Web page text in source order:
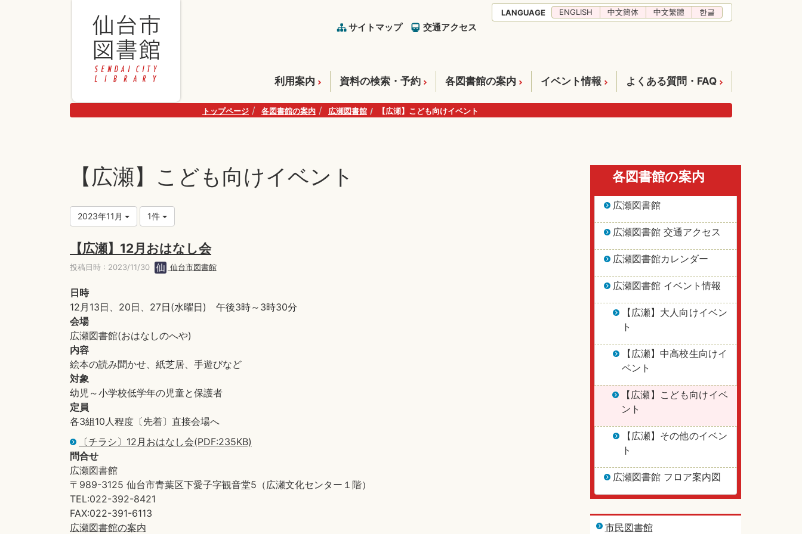
サイトマップ 交通アクセス
LANGUAGE ENGLISH 中文簡体 中文繁體 한글
利用案内 資料の検索・予約 各図書館の案内 イベント情報 よくある質問・FAQ
トップページ 各図書館の案内 広瀬図書館 【広瀬】こども向けイベント
【広瀬】こども向けイベント
2023年11月 1件
【広瀬】12月おはなし会
投稿日時 : 2023/11/30 仙台市図書館
日時
12月13日、20日、27日(水曜日) 午後3時～3時30分
会場
広瀬図書館(おはなしのへや)
内容
絵本の読み聞かせ、紙芝居、手遊びなど
対象
幼児～小学校低学年の児童と保護者
定員
各3組10人程度〔先着〕直接会場へ
〔チラシ〕12月おはなし会(PDF:235KB)
問合せ
広瀬図書館
〒989-3125 仙台市青葉区下愛子字観音堂5（広瀬文化センター１階）
TEL:022-392-8421
FAX:022-391-6113
広瀬図書館の案内
各図書館の案内
広瀬図書館
広瀬図書館 交通アクセス
広瀬図書館カレンダー
広瀬図書館 イベント情報
【広瀬】大人向けイベン
ト
【広瀬】中高校生向けイ
ベント
【広瀬】こども向けイベ
ント
【広瀬】その他のイベン
ト
広瀬図書館 フロア案内図
市民図書館